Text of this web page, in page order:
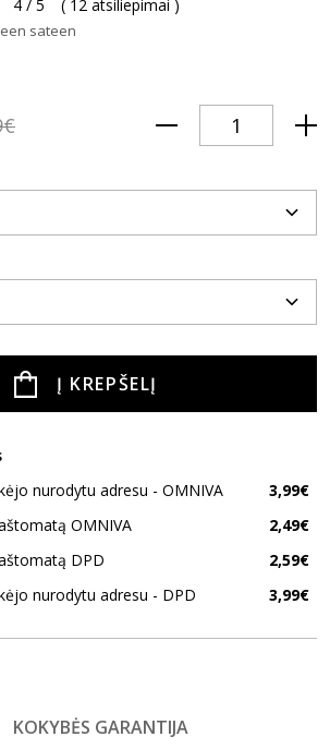
4 / 5 ( 12 atsiliepimai )
sateen
Į KREPŠELĮ
nurodytu adresu - OMNIVA
3,99€
OMNIVA
2,49€
DPD
2,59€
nurodytu adresu - DPD
3,99€
KOKYBĖS GARANTIJA